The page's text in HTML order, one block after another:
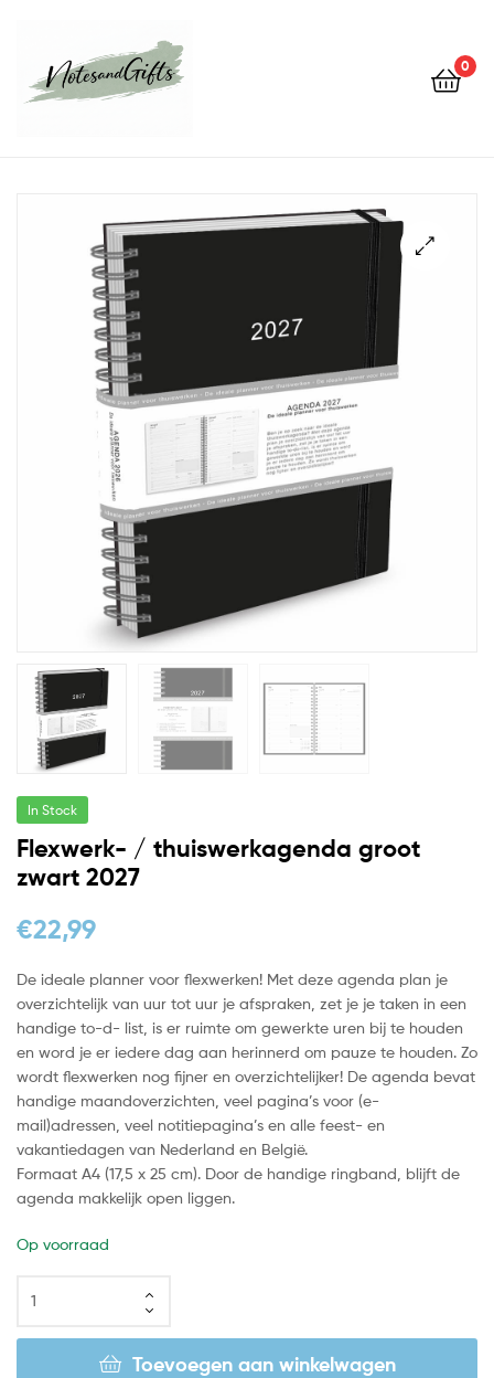
0
In Stock
Flexwerk- / thuiswerkagenda groot
zwart 2027
€22,99
De ideale planner voor flexwerken! Met deze agenda plan je
overzichtelijk van uur tot uur je afspraken, zet je je taken in een
handige to-d- list, is er ruimte om gewerkte uren bij te houden
en word je er iedere dag aan herinnerd om pauze te houden. Zo
wordt flexwerken nog fijner en overzichtelijker! De agenda bevat
handige maandoverzichten, veel pagina’s voor (e-
mail)adressen, veel notitiepagina’s en alle feest- en
vakantiedagen van Nederland en België.
Formaat A4 (17,5 x 25 cm). Door de handige ringband, blijft de
agenda makkelijk open liggen.
Op voorraad
Toevoegen aan winkelwagen